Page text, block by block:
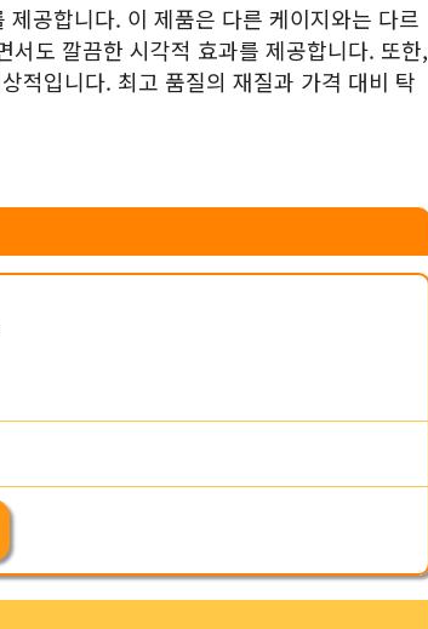
공합니다. 이 제품은 다른 케이지와는 다르
도 깔끔한 시각적 효과를 제공합니다. 또한,
적입니다. 최고 품질의 재질과 가격 대비 탁